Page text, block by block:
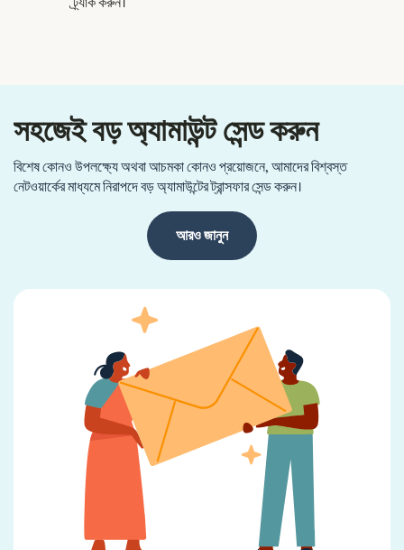
সহজেই বড় অ্যামাউন্ট সেন্ড করুন
বিশেষ কোনও উপলক্ষ্যে অথবা আচমকা কোনও প্রয়োজনে, আমাদের বিশ্বস্ত
নেটওয়ার্কের মাধ্যমে নিরাপদে বড় অ্যামাউন্টের ট্রান্সফার সেন্ড করুন।
আরও জানুন